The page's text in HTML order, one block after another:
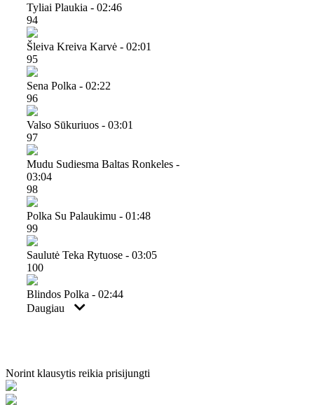
Tyliai Plaukia - 02:46
94
Šleiva Kreiva Karvė - 02:01
95
Sena Polka - 02:22
96
Valso Sūkuriuos - 03:01
97
Mudu Sudiesma Baltas Ronkeles -
03:04
98
Polka Su Palaukimu - 01:48
99
Saulutė Teka Rytuose - 03:05
100
Blindos Polka - 02:44
Daugiau
Norint klausytis reikia prisijungti